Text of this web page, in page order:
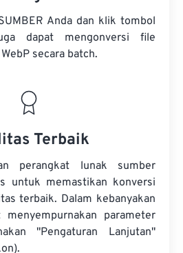
Anda dan klik tombol
dapat mengonversi file
secara batch.
Terbaik
perangkat lunak sumber
untuk memastikan konversi
terbaik. Dalam kebanyakan
parameter
"Pengaturan Lanjutan"